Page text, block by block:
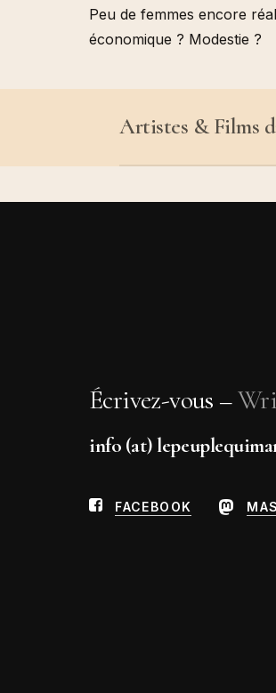
Peu de femmes encore
économique ? Modestie ?
Artistes & Films
Michka Gorki
Écrivez-vous –
info (at)
FACEBOOK